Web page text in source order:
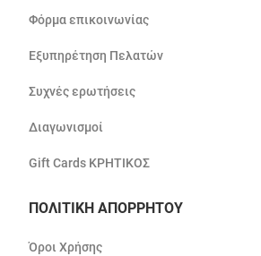
Φόρμα επικοινωνίας
Εξυπηρέτηση Πελατών
Συχνές ερωτήσεις
Διαγωνισμοί
Gift Cards ΚΡΗΤΙΚΟΣ
ΠΟΛΙΤΙΚΗ ΑΠΟΡΡΗΤΟΥ
Όροι Χρήσης